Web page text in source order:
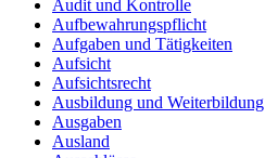
Audit und Kontrolle
Aufbewahrungspflicht
Aufgaben und Tätigkeiten
Aufsicht
Aufsichtsrecht
Ausbildung und Weiterbildung
Ausgaben
Ausland